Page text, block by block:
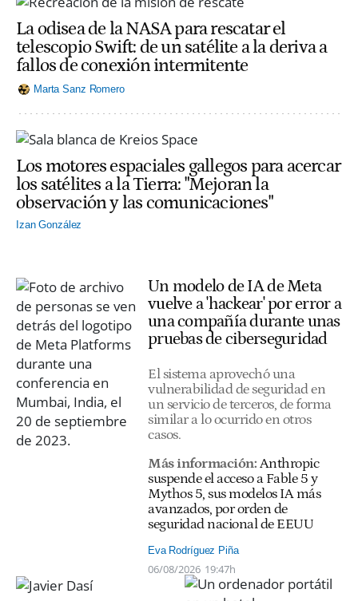
La odisea de la NASA para rescatar el
telescopio Swift: de un satélite a la deriva a
fallos de conexión intermitente
Marta Sanz Romero
Los motores espaciales gallegos para acercar
los satélites a la Tierra: "Mejoran la
observación y las comunicaciones"
Izan González
Un modelo de IA de Meta
vuelve a 'hackear' por error a
una compañía durante unas
pruebas de ciberseguridad
El sistema aprovechó una
vulnerabilidad de seguridad en
un servicio de terceros, de forma
similar a lo ocurrido en otros
casos.
Más información: Anthropic
suspende el acceso a Fable 5 y
Mythos 5, sus modelos IA más
avanzados, por orden de
seguridad nacional de EEUU
Eva Rodríguez Piña
06/08/2026 19:47h